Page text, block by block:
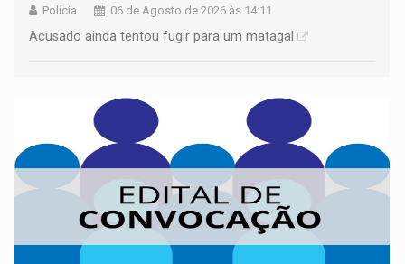
Polícia 06 de Agosto de 2026 às 14:11
Acusado ainda tentou fugir para um matagal